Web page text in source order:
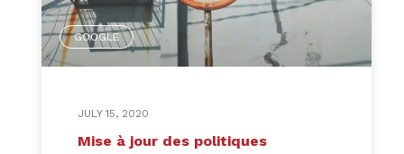
aider dans la gestion de votre
budget et l’optimisation de votre
retour sur investissement. Il aide
vos campagnes afin que
chacune de ces dernières
GOOGLE
JULY 15, 2020
Mise à jour des politiques